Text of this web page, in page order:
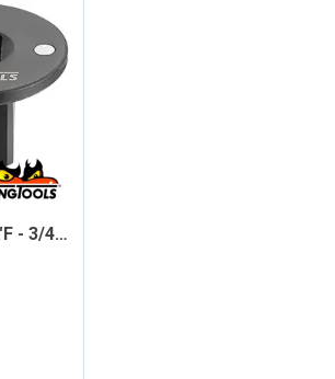
OVERGANG 1/2"F - 3/4"M MAGNET